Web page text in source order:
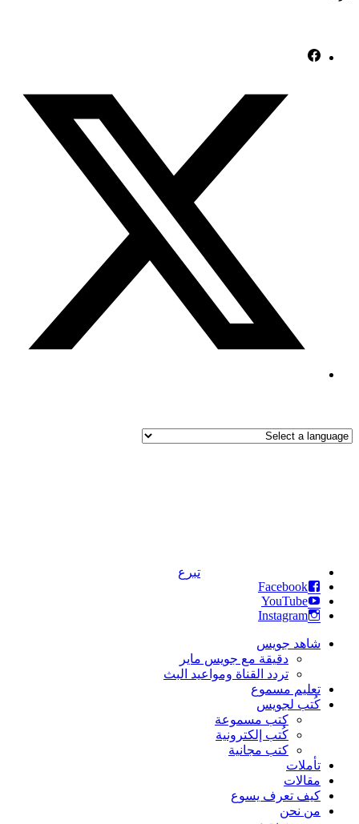
تبرع
Facebook
YouTube
Instagram
شاهد جويس
دقيقة مع جويس ماير
تردد القناة ومواعيد البث
تعليم مسموع
كُتب لجويس
كتب مسموعة
كُتب إلكترونية
كتب مجانية
تأملات
مقالات
كيف تعرف يسوع
من نحن